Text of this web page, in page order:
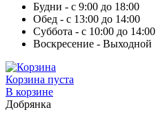
Будни - с 9:00 до 18:00
Обед - с 13:00 до 14:00
Суббота - с 10:00 до 14:00
Воскресение - Выходной
Корзина пуста
В корзине
Добрянка